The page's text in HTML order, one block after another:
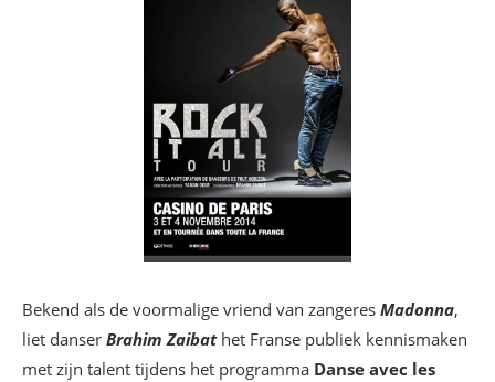
Bekend als de voormalige vriend van zangeres Madonna,
liet danser Brahim Zaibathet Franse publiek kennismaken
met zijn talent tijdens het programma Danse avec les